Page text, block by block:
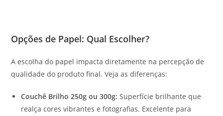
Opções de Papel: Qual Escolher?
A escolha do papel impacta diretamente na percepção de
qualidade do produto final. Veja as diferenças:
Couchê Brilho 250g ou 300g: Superfície brilhante que
realça cores vibrantes e fotografias. Excelente para